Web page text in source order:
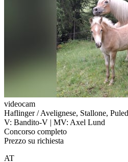
videocam
Haflinger / Avelignese, Stallone,
V: Bandito-V | MV: Axel Lund
Concorso completo
Prezzo su richiesta
AT